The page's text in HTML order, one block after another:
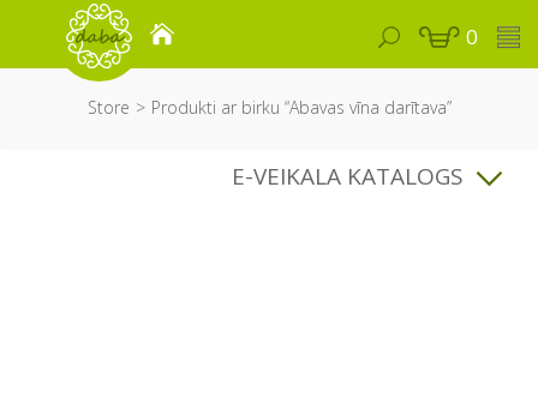
0
Store Produkti ar birku “Abavas vīna darītava”
E-VEIKALA KATALOGS